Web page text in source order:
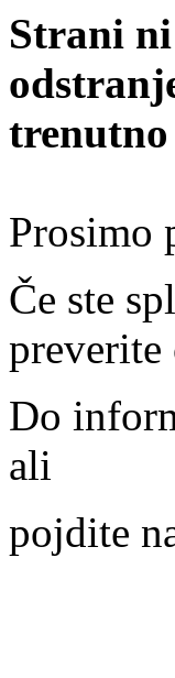
Strani
trenutno
Prosimo
Če ste
preverite
Do
ali
pojdite